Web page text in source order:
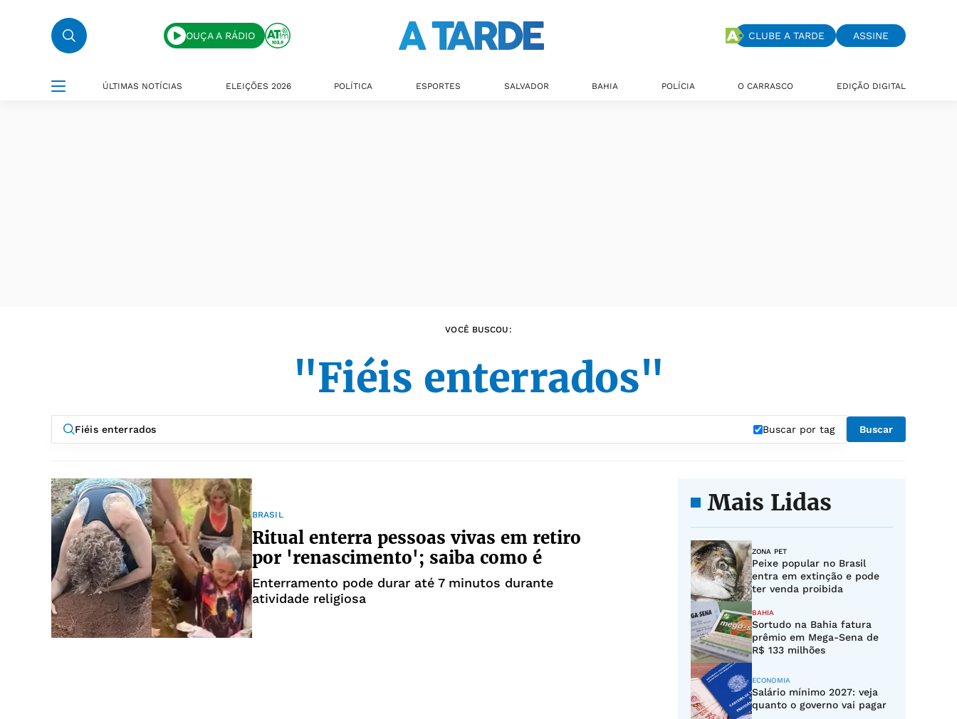
OUÇA A RÁDIO CLUBE A TARDE ASSINE
ÚLTIMAS NOTÍCIAS ELEIÇÕES 2026 POLÍTICA ESPORTES SALVADOR BAHIA POLÍCIA O CARRASCO EDIÇÃO DIGITAL
VOCÊ BUSCOU:
"Fiéis enterrados"
Buscar por tag Buscar
BRASIL
Ritual enterra pessoas vivas em retiro
por 'renascimento'; saiba como é
Enterramento pode durar até 7 minutos durante
atividade religiosa
Mais Lidas
ZONA PET
Peixe popular no Brasil
entra em extinção e pode
ter venda proibida
BAHIA
Sortudo na Bahia fatura
prêmio em Mega-Sena de
R$ 133 milhões
ECONOMIA
Salário mínimo 2027: veja
quanto o governo vai pagar